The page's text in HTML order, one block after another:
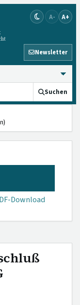
A- A+
Newsletter
Suchen
Download